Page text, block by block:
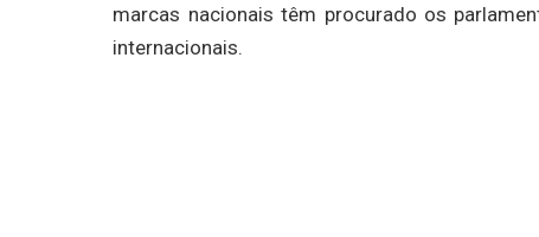
marcas nacionais têm procurado os
internacionais.